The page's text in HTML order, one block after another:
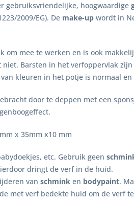
gebruiksvriendelijke, hoogwaardige
2009/EG). De make-up wordt in
om mee te werken en is ook
Barsten in het verfoppervlak
kleuren in het potje is normaal
door te deppen met een
x 35mm x10 mm
etc. Gebruik geen
dringt de verf in de huid.
van schmink en bodypaint.
met verf bedekte huid om de verf